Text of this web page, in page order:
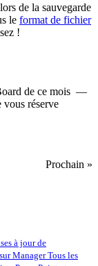
de la sauvegarde
le format de fichier
!
de ce mois —
vous réserve
Prochain »
à jour de
ManagerTous les